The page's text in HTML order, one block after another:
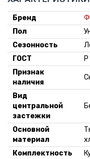
182-188,
60-62
53.3 руб. *
182-188,
64-66
53.3 руб. *
182-188,
68-70
*
Бренд
Пол
Сезонность
ГОСТ
Признак
наличия
Вид
центральной
застежки
Основной
материал
Комплектность